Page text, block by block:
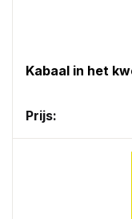
Kabaal in het
Prijs: